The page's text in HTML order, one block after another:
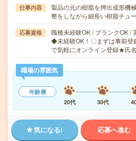
仕事内容
製品の元の樹脂を押出成形機
整をしながら細長い樹脂チュ
応募資格
職種未経験OK / ブランクOK /
◆未経験OK！〇まずは事前登
で気軽にオンライン登録★氏
職場の雰囲気
年齢層
20代
30代
気になる! 応募へ進む